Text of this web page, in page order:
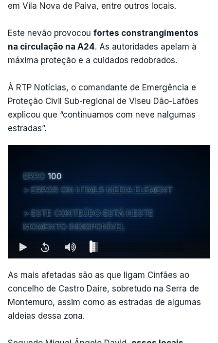
em Vila Nova de Paiva, entre outros locais.
Este nevão provocou fortes constrangimentos
na circulação na A24. As autoridades apelam à
máxima proteção e a cuidados redobrados.
À RTP Notícias, o comandante de Emergência e
Proteção Civil Sub-regional de Viseu Dão-Lafões
explicou que “continuamos com neve nalgumas
estradas”.
ERRO 100
ERROR ON HTML5 MEDIA ELEMENT
ESTE CONTEÚDO ESTÁ NESTE
MOMENTO INDISPONÍVEL
As mais afetadas são as que ligam Cinfães ao
concelho de Castro Daire, sobretudo na Serra de
Montemuro, assim como as estradas de algumas
aldeias dessa zona.